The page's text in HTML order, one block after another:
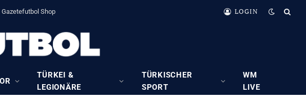
Gazetefutbol Shop LOGIN
TÜRKEI &
LEGIONÄRE
TÜRKISCHER
SPORT
WM
LIVE